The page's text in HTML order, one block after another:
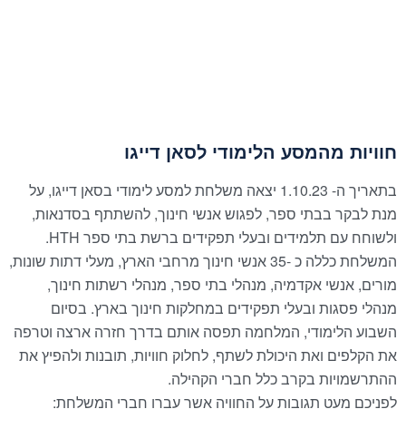
חוויות מהמסע הלימודי לסאן דייגו
בתאריך ה- 1.10.23 יצאה משלחת למסע לימודי בסאן דייגו, על
מנת לבקר בבתי ספר, לפגוש אנשי חינוך, להשתתף בסדנאות,
ולשוחח עם תלמידים ובעלי תפקידים ברשת בתי ספר HTH.
המשלחת כללה כ -35 אנשי חינוך מרחבי הארץ, מעלי דתות שונות,
מורים, אנשי אקדמיה, מנהלי בתי ספר, מנהלי רשתות חינוך,
מנהלי פסגות ובעלי תפקידים במחלקות חינוך בארץ. בסיום
השבוע הלימודי, המלחמה תפסה אותם בדרך חזרה ארצה וטרפה
את הקלפים ואת היכולת לשתף, לחלוק חוויות, תובנות ולהפיץ את
ההתרשמויות בקרב כלל חברי הקהילה.
לפניכם מעט תגובות על החוויה אשר עברו חברי המשלחת: